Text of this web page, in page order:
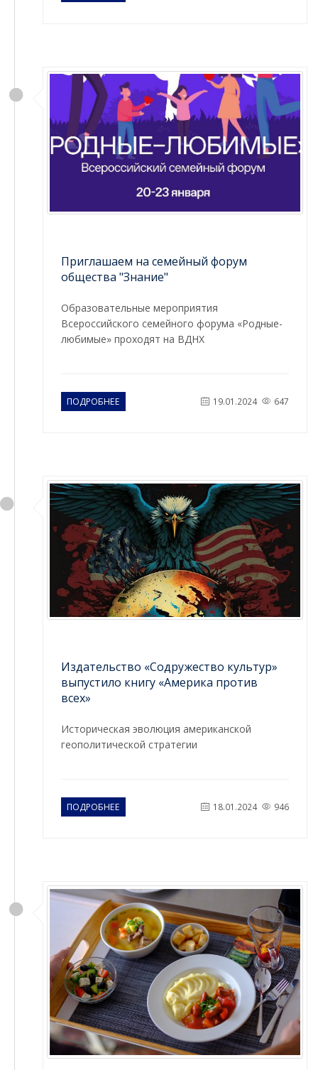
Приглашаем на семейный форум
общества "Знание"
Образовательные мероприятия
Всероссийского семейного форума «Родные-
любимые» проходят на ВДНХ
ПОДРОБНЕЕ 19.01.2024 647
Издательство «Содружество культур»
выпустило книгу «Америка против
всех»
Историческая эволюция американской
геополитической стратегии
ПОДРОБНЕЕ 18.01.2024 946